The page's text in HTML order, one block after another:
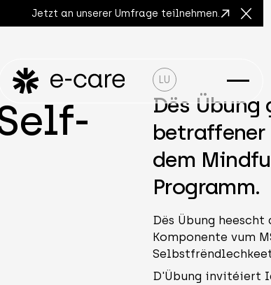
Jetzt an unserer Umfrage teilnehmen.
LU
Dës
betraffener
dem
Programm.
Dës Übung
Komponente vum
D'Übung invitéiert